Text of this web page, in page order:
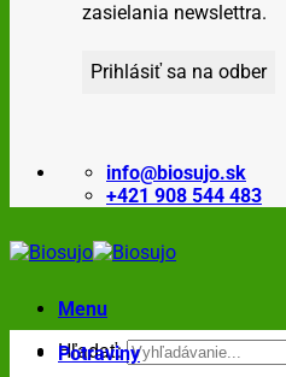
zasielania newslettra.
info@biosujo.sk
+421 908 544 483
Menu
Hľadať:
Potraviny